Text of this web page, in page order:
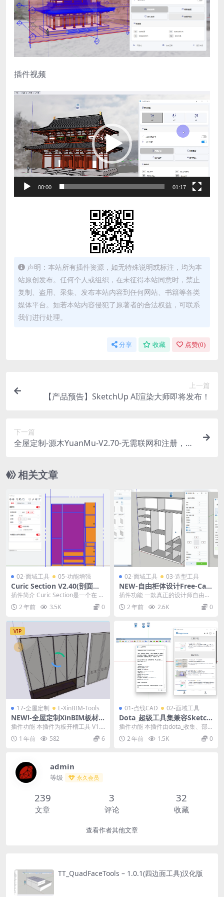
插件视频
视
频
播
放
器
00:00 01:17
声明：本站所有插件资源，如无特殊说明或标注，均为本
站原创发布。任何个人或组织，在未征得本站同意时，禁止
复制、盗用、采集、发布本站内容到任何网站、书籍等各类
媒体平台。如若本站内容侵犯了原著者的合法权益，可联系
我们进行处理。
分享 收藏 点赞(0)
上一篇
【产品预告】SketchUp AI渲染大师即将发布！
下一篇
全屋定制-源木YuanMu-V2.70-无需联网和注册，安
相关文章
02-面域工具 05-功能增强
Curic Section V2.40(剖面填
充) 汉化版最新支持SketchUp
插件简介 Curic Section是一个在 Sk
etchUp 中创建和管理剖面...
2 年前 3.5K 0
02-面域工具 03-造型工具
NEW-自由柜体设计Free-Cabi
net-DesignV1.09中文版
插件功能 一款真正的设计师自由柜
体设计工具，可直接由轮廓线开始
全自动由2D转为3...
2 年前 2.6K 0
VIP
17-全屋定制 L-XinBIM-Tools
NEW!-全屋定制XinBIM板材
开槽工具(支持增强层次)V1.2
插件功能 本插件为板开槽工具 V1.2
是一款用于在SketchUp中自动快速
创建...1 年前 582 6
01-点线CAD 02-面域工具
Dota_超级工具集兼容Sketch
Up2025
插件功能 本插件由dota_收集、部
分重写及合并。 注意：本插件为开
源插件，不得...
2 年前 1.5K 0
admin
等级 永久会员
239
文章
3
评论
32
收藏
查看作者其他文章
TT_QuadFaceTools – 1.0.1(四边面工具)汉化版